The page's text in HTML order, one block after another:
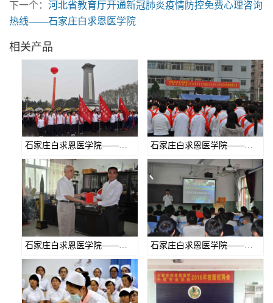
下一个： 河北省教育厅开通新冠肺炎疫情防控免费心理咨询
热线——石家庄白求恩医学院
相关产品
石家庄白求恩医学院——烈士陵园志愿者活动 石家庄白求恩医学院——学生表彰会
石家庄白求恩医学院——唐山烫伤医院捐资 石家庄白求恩医学院——消防知识讲座